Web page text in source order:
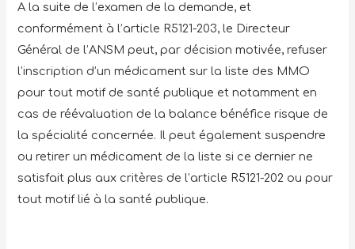
A la suite de l’examen de la demande, et
conformément à l’article R5121-203, le Directeur
Général de l’ANSM peut, par décision motivée, refuser
l’inscription d’un médicament sur la liste des MMO
pour tout motif de santé publique et notamment en
cas de réévaluation de la balance bénéfice risque de
la spécialité concernée. Il peut également suspendre
ou retirer un médicament de la liste si ce dernier ne
satisfait plus aux critères de l’article R5121-202 ou pour
tout motif lié à la santé publique.